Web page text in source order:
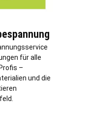
für alle
–
und die